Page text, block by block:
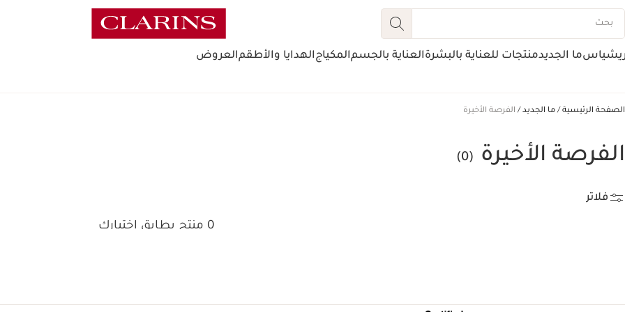
ما الجديدمنتجات للعناية بالبشرةالعناية بالجسمالمكياجالهدايا والأطقمالعروض
الصفحة الرئيسية ما الجديد الفرصة الأخيرة
الفرصة الأخيرة (0)
فلاتر
0 منتج يطابق اختيارك